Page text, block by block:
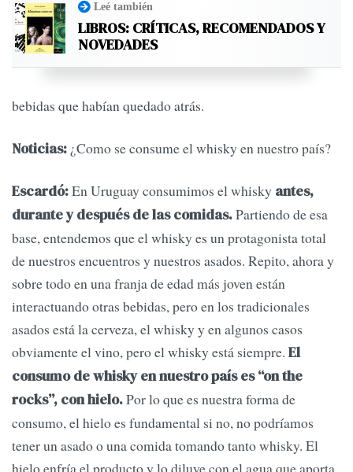
Leé también
LIBROS: CRÍTICAS, RECOMENDADOS Y
NOVEDADES
bebidas que habían quedado atrás.
Noticias: ¿Como se consume el whisky en nuestro país?
Escardó:En Uruguay consumimos el whisky antes,
durante y después de las comidas.Partiendo de esa
base, entendemos que el whisky es un protagonista total
de nuestros encuentros y nuestros asados. Repito, ahora y
sobre todo en una franja de edad más joven están
interactuando otras bebidas, pero en los tradicionales
asados está la cerveza, el whisky y en algunos casos
obviamente el vino, pero el whisky está siempre. El
consumo de whisky en nuestro país es “on the
rocks”, con hielo.Por lo que es nuestra forma de
consumo, el hielo es fundamental si no, no podríamos
tener un asado o una comida tomando tanto whisky. El